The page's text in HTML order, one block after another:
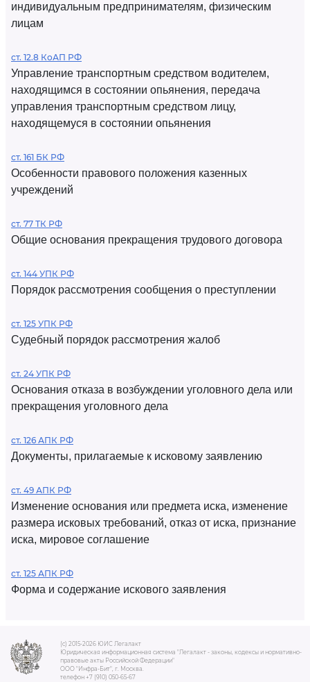
индивидуальным предпринимателям, физическим
лицам
ст. 12.8 КоАП РФ
Управление транспортным средством водителем,
находящимся в состоянии опьянения, передача
управления транспортным средством лицу,
находящемуся в состоянии опьянения
ст. 161 БК РФ
Особенности правового положения казенных
учреждений
ст. 77 ТК РФ
Общие основания прекращения трудового договора
ст. 144 УПК РФ
Порядок рассмотрения сообщения о преступлении
ст. 125 УПК РФ
Судебный порядок рассмотрения жалоб
ст. 24 УПК РФ
Основания отказа в возбуждении уголовного дела или
прекращения уголовного дела
ст. 126 АПК РФ
Документы, прилагаемые к исковому заявлению
ст. 49 АПК РФ
Изменение основания или предмета иска, изменение
размера исковых требований, отказ от иска, признание
иска, мировое соглашение
ст. 125 АПК РФ
Форма и содержание искового заявления
(c) 2015-2026 ЮИС Легалакт
Юридическая информационная система "Легалакт - законы, кодексы и нормативно-
правовые акты Российской Федерации"
ООО "Инфра-Бит", г. Москва.
телефон +7 (910) 050-65-67